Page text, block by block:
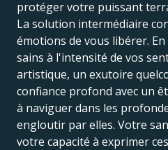
protéger votre puissant
La solution intermédiaire
émotions de vous libérer.
sains à l'intensité de vos
artistique, un exutoire
confiance profond avec un
à naviguer dans les
engloutir par elles. Votre
votre capacité à exprimer